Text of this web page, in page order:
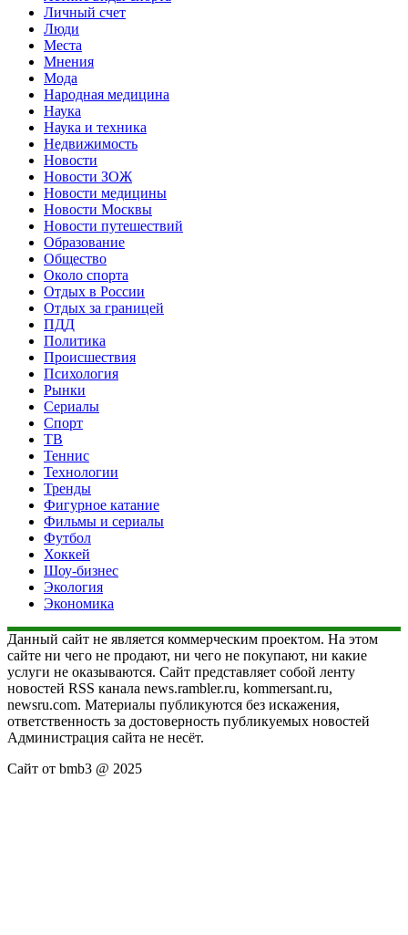
Личный счет
Люди
Места
Мнения
Мода
Народная медицина
Наука
Наука и техника
Недвижимость
Новости
Новости ЗОЖ
Новости медицины
Новости Москвы
Новости путешествий
Образование
Общество
Около спорта
Отдых в России
Отдых за границей
ПДД
Политика
Происшествия
Психология
Рынки
Сериалы
Спорт
ТВ
Теннис
Технологии
Тренды
Фигурное катание
Фильмы и сериалы
Футбол
Хоккей
Шоу-бизнес
Экология
Экономика
Данный сайт не является коммерческим проектом. На этом
сайте ни чего не продают, ни чего не покупают, ни какие
услуги не оказываются. Сайт представляет собой ленту
новостей RSS канала news.rambler.ru, kommersant.ru,
newsru.com. Материалы публикуются без искажения,
ответственность за достоверность публикуемых новостей
Администрация сайта не несёт.
Сайт от bmb3 @ 2025